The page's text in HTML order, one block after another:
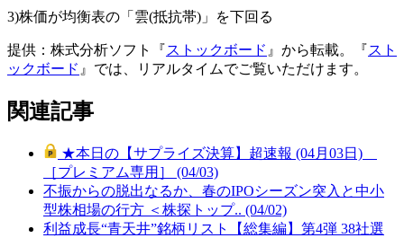
3)株価が均衡表の「雲(抵抗帯)」を下回る
提供：株式分析ソフト『ストックボード 』から転載。『スト
ックボード 』では、リアルタイムでご覧いただけます。
関連記事
★本日の【サプライズ決算】超速報 (04月03日)
［プレミアム専用］ (04/03)
不振からの脱出なるか、春のIPOシーズン突入と中小
型株相場の行方 ＜株探トップ.. (04/02)
利益成長“青天井”銘柄リスト【総集編】第4弾 38社選